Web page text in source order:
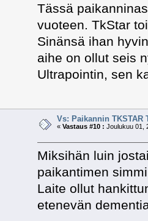
Tässä
vuoteen. TkStar
Sinänsä ihan
aihe on ollut seis
Ultrapointin, sen
Vs: Paikannin TKSTAR
«Vastaus #10 : Joulukuu 01,
Miksihän luin
paikantimen
Laite ollut
etenevän